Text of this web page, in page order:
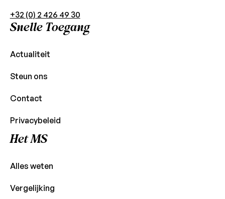
+32 (0) 2 426 49 30
Snelle Toegang
Actualiteit
Steun ons
Contact
Privacybeleid
Het MS
Alles weten
Vergelijking